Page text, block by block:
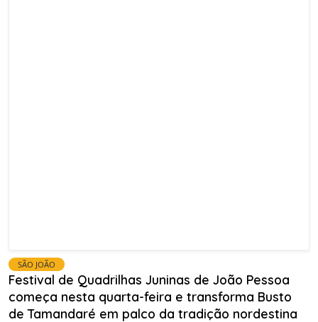
SÃO JOÃO
Festival de Quadrilhas Juninas de João Pessoa
começa nesta quarta-feira e transforma Busto
de Tamandaré em palco da tradição nordestina